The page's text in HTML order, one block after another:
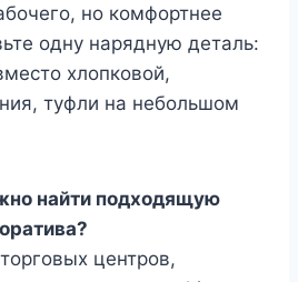
но комфортнее
одну нарядную деталь:
хлопковой,
туфли на небольшом
найти подходящую
центров,